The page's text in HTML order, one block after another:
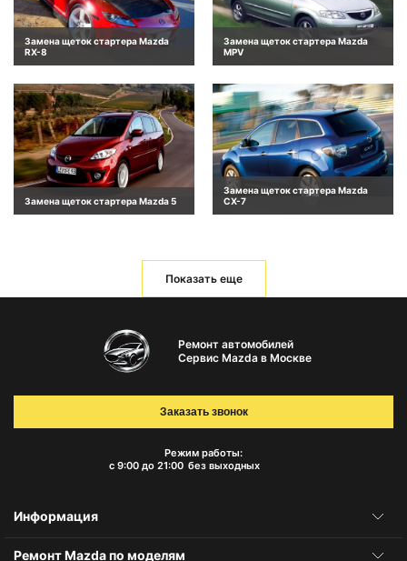
Замена щеток стартера Mazda
RX-8
Замена щеток стартера Mazda
MPV
Замена щеток стартера Mazda 5
Замена щеток стартера Mazda
CX-7
Показать еще
Ремонт автомобилей
Сервис Mazda в Москве
Режим работы:
с 9:00 до 21:00 без выходных
Заказать звонок
Информация
Ремонт Mazda по моделям